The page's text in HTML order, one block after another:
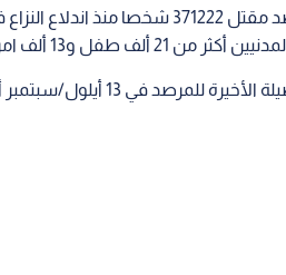
من 21 ألف طفل و13 ألف امرأة.
في 13 أيلول/سبتمبر أفادت بمقتل أكثر من 360 ألف شخص.